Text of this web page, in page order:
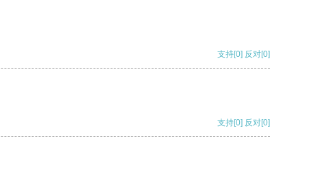
支持[0] 反对[0]
支持[0] 反对[0]